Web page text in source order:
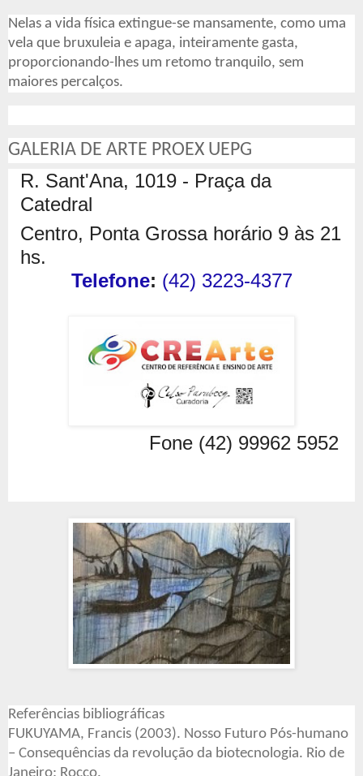
Nelas a vida física extingue-se mansamente, como uma
vela que bruxuleia e apaga, inteiramente gasta,
proporcionando-lhes um retomo tranquilo, sem
maiores percalços.
GALERIA DE ARTE PROEX UEPG
R. Sant'Ana, 1019 - Praça da
Catedral
Centro, Ponta Grossa horário 9 às 21
hs.
Telefone: (42) 3223-4377
Fone (42) 99962 5952
Referências bibliográficas
FUKUYAMA, Francis (2003). Nosso Futuro Pós-humano
– Consequências da revolução da biotecnologia. Rio de